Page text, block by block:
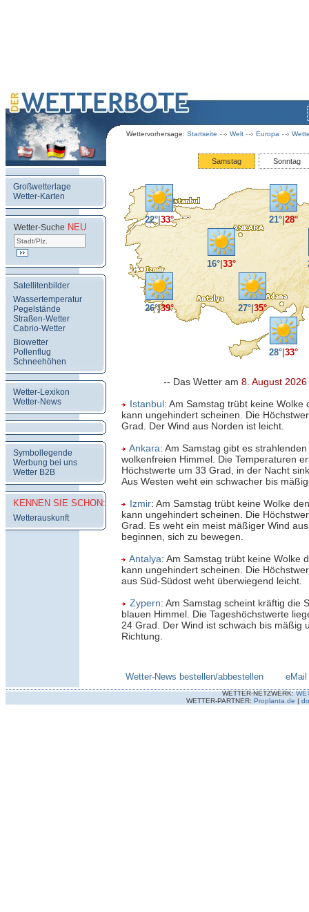
Wettervorhersage: Startseite Welt Europa
Großwetterlage
Wetter-Karten
Wetter-Suche NEU
Satellitenbilder
Wassertemperatur
Pegelstände
Straßen-Wetter
Cabrio-Wetter
Biowetter
Pollenflug
Schneehöhen
Wetter-Lexikon
Wetter-News
Symbollegende
Werbung bei uns
Wetter B2B
KENNEN SIE SCHON:
Wetterauskunft
Samstag Sonntag
22°| 33° 21°|28°
16°|33°
26°|39° 27°| 35°
28°| 33°
-- Das Wetter am 8. August 2026
Istanbul: Am Samstag trübt keine
kann ungehindert scheinen. Die
Grad. Der Wind aus Norden ist leicht.
Ankara: Am Samstag gibt es
wolkenfreien Himmel. Die Temperaturen
Höchstwerte um 33 Grad, in der Nacht
Aus Westen weht ein schwacher bis
Izmir: Am Samstag trübt keine Wolke
kann ungehindert scheinen. Die
Grad. Es weht ein meist mäßiger Wind
beginnen, sich zu bewegen.
Antalya: Am Samstag trübt keine Wolke
kann ungehindert scheinen. Die
aus Süd-Südost weht überwiegend leicht.
Zypern: Am Samstag scheint kräftig die
blauen Himmel. Die Tageshöchstwerte
24 Grad. Der Wind ist schwach bis mäßig
Richtung.
Wetter-News bestellen/abbestellen eMail
WETTER-NETZWERK:
WETTER-PARTNER: Proplanta.de |